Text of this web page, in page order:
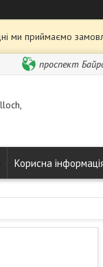
ми приймаємо
проспект
Корисна